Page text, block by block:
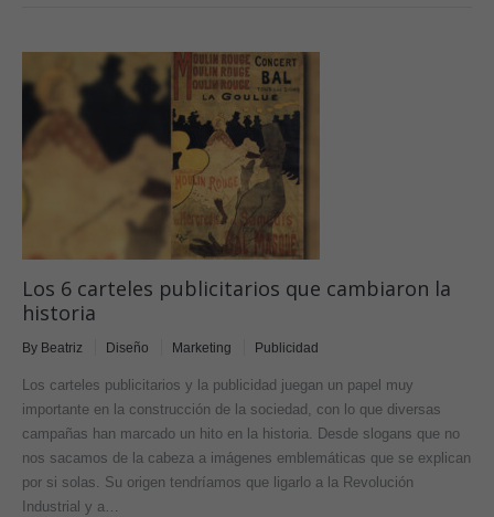
Los 6 carteles publicitarios que cambiaron la
historia
By Beatriz Diseño Marketing Publicidad
Los carteles publicitarios y la publicidad juegan un papel muy
importante en la construcción de la sociedad, con lo que diversas
campañas han marcado un hito en la historia. Desde slogans que no
nos sacamos de la cabeza a imágenes emblemáticas que se explican
por si solas. Su origen tendríamos que ligarlo a la Revolución
Industrial y a…